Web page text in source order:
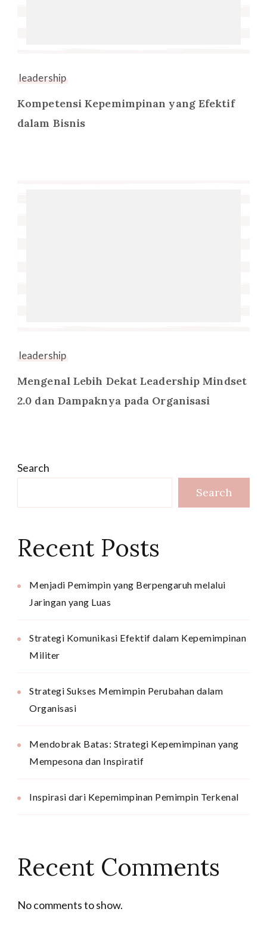
leadership
Kompetensi Kepemimpinan yang Efektif
dalam Bisnis
leadership
Mengenal Lebih Dekat Leadership Mindset
2.0 dan Dampaknya pada Organisasi
Search
Search
Recent Posts
Menjadi Pemimpin yang Berpengaruh melalui
Jaringan yang Luas
Strategi Komunikasi Efektif dalam Kepemimpinan
Militer
Strategi Sukses Memimpin Perubahan dalam
Organisasi
Mendobrak Batas: Strategi Kepemimpinan yang
Mempesona dan Inspiratif
Inspirasi dari Kepemimpinan Pemimpin Terkenal
Recent Comments
No comments to show.